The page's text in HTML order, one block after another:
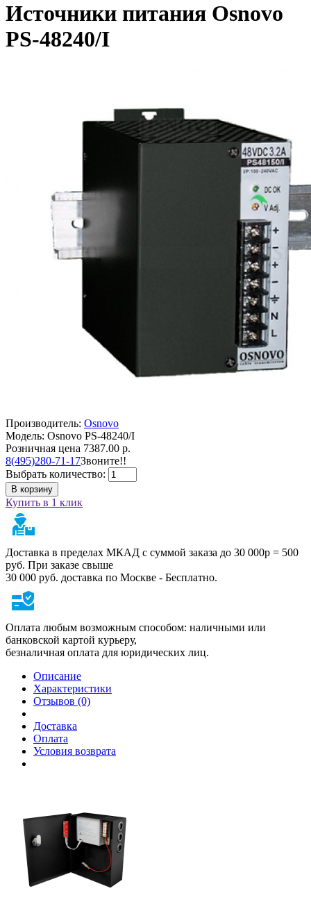
Источники питания Osnovo
PS-48240/I
Производитель: Osnovo
Модель: Osnovo PS-48240/I
Розничная цена 7387.00 р.
8(495)280-71-17Звоните!!
Выбрать количество:
В корзину
Купить в 1 клик
Доставка в пределах МКАД с суммой заказа до 30 000р = 500
руб. При заказе свыше
30 000 руб. доставка по Москве - Бесплатно.
Оплата любым возможным способом: наличными или
банковской картой курьеру,
безналичная оплата для юридических лиц.
Описание
Характеристики
Отзывов (0)
Доставка
Оплата
Условия возврата